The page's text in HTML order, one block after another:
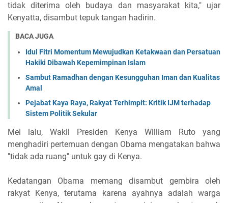
tidak diterima oleh budaya dan masyarakat kita," ujar
Kenyatta, disambut tepuk tangan hadirin.
BACA JUGA
Idul Fitri Momentum Mewujudkan Ketakwaan dan Persatuan
Hakiki Dibawah Kepemimpinan Islam
Sambut Ramadhan dengan Kesungguhan Iman dan Kualitas
Amal
Pejabat Kaya Raya, Rakyat Terhimpit: Kritik IJM terhadap
Sistem Politik Sekular
Mei lalu, Wakil Presiden Kenya William Ruto yang
menghadiri pertemuan dengan Obama mengatakan bahwa
"tidak ada ruang" untuk gay di Kenya.
Kedatangan Obama memang disambut gembira oleh
rakyat Kenya, terutama karena ayahnya adalah warga